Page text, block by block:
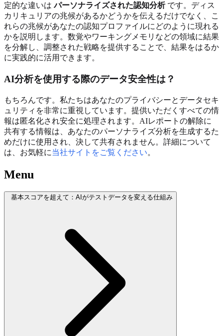
定的な違いはパーソナライズされた認知分析です。ディス
カリキュリアの兆候があるかどうかを伝えるだけでなく、こ
れらの兆候があなたの認知プロファイルにどのように現れる
かを説明します。数覚やワーキングメモリなどの領域に結果
を分解し、調整された戦略を提供することで、結果をはるか
に実践的に活用できます。
AI分析を使用する際のデータ安全性は？
もちろんです。私たちはあなたのプライバシーとデータセキ
ュリティを非常に重視しています。提供いただくすべての情
報は匿名化され安全に処理されます。AIレポートの解除に
共有する情報は、あなたのパーソナライズ分析を生成するた
めだけに使用され、決して共有されません。詳細について
は、お気軽に当社サイトをご覧ください。
Menu
基本スコアを超えて：AIがテストデータを変える仕組み